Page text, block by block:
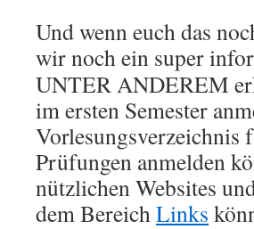
Und wenn euch das
wir noch ein super
UNTER ANDEREM
im ersten Semester
Prüfungen anmelden
nützlichen Websites
dem BereichLinks